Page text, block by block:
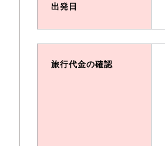
出発日
旅行代金の確認